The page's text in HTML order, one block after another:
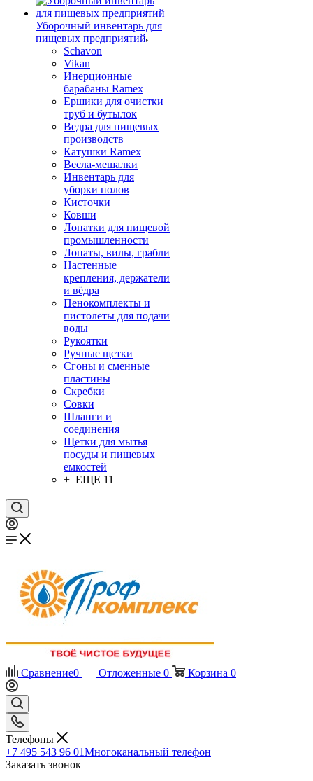
Уборочный инвентарь для
пищевых предприятий
Schavon
Vikan
Инерционные
барабаны Ramex
Ершики для очистки
труб и бутылок
Ведра для пищевых
производств
Катушки Ramex
Весла-мешалки
Инвентарь для
уборки полов
Кисточки
Ковши
Лопатки для пищевой
промышленности
Лопаты, вилы, грабли
Настенные
крепления, держатели
и вёдра
Пенокомплекты и
пистолеты для подачи
воды
Рукоятки
Ручные щетки
Сгоны и сменные
пластины
Скребки
Совки
Шланги и
соединения
Щетки для мытья
посуды и пищевых
емкостей
+ ЕЩЕ 11
Сравнение0 Отложенные 0 Корзина 0
Телефоны
+7 495 543 96 01Многоканальный телефон
Заказать звонок